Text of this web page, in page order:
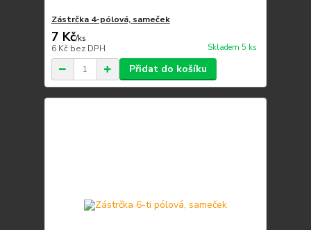
Zástrčka 4-pólová, sameček
7 Kč/ks
6 Kč bez DPH Skladem 5 ks
Přidat do košíku